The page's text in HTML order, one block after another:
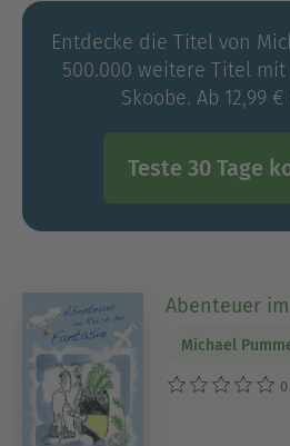
Entdecke die Titel von
500.000 weitere Titel
Skoobe. Ab 12,99
Teste 30 Tage
Abenteuer
Michael